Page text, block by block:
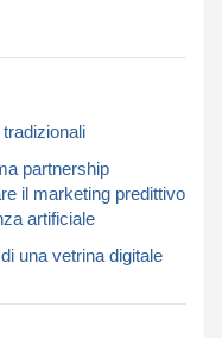
partnership
il marketing predittivo
artificiale
una vetrina digitale